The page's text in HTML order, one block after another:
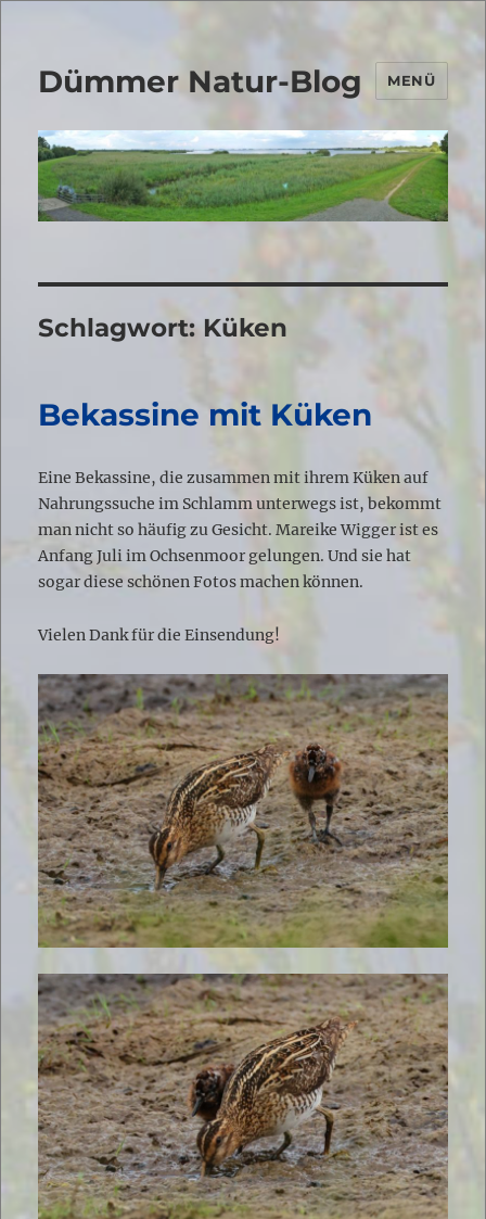
Dümmer Natur-Blog MENÜ
Schlagwort:Küken
Bekassine mit Küken
Eine Bekassine, die zusammen mit ihrem Küken auf
Nahrungssuche im Schlamm unterwegs ist, bekommt
man nicht so häufig zu Gesicht. Mareike Wigger ist es
Anfang Juli im Ochsenmoor gelungen. Und sie hat
sogar diese schönen Fotos machen können.
Vielen Dank für die Einsendung!